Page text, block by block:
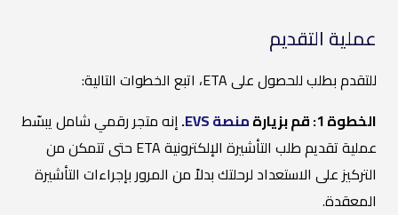
عملية التقديم
للتقدم بطلب للحصول على ETA، اتبع الخطوات التالية:
الخطوة 1: قم بزيارة
منصة EVS .إنه متجر رقمي شامل يبسّط
عملية تقديم طلب التأشيرة الإلكترونية ETA حتى تتمكن من
التركيز على الاستعداد لرحلتك بدلاً من المرور بإجراءات التأشيرة
المعقدة.